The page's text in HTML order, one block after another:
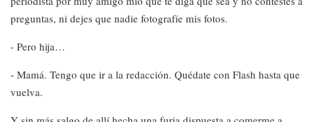
preguntas, ni dejes que nadie fotografíe mis fotos.
- Pero hija…
- Mamá. Tengo que ir a la redacción. Quédate con Flash hasta que
vuelva.